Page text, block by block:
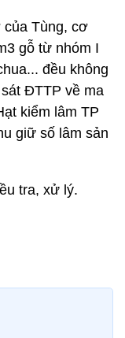
của Tùng, cơ
gỗ từ nhóm I
đều không
ĐTTP về ma
kiểm lâm TP
giữ số lâm sản
tra, xử lý.